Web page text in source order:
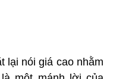
lại nói giá cao nhằm